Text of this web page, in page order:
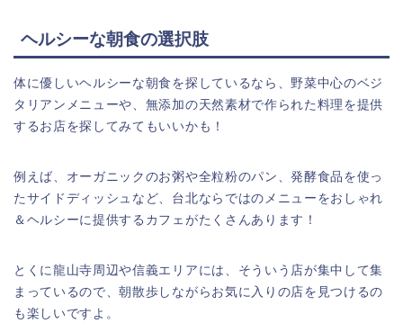
ヘルシーな朝食の選択肢
体に優しいヘルシーな朝食を探しているなら、野菜中心のベジ
タリアンメニューや、無添加の天然素材で作られた料理を提供
するお店を探してみてもいいかも！
例えば、オーガニックのお粥や全粒粉のパン、発酵食品を使っ
たサイドディッシュなど、台北ならではのメニューをおしゃれ
＆ヘルシーに提供するカフェがたくさんあります！
とくに龍山寺周辺や信義エリアには、そういう店が集中して集
まっているので、朝散歩しながらお気に入りの店を見つけるの
も楽しいですよ。